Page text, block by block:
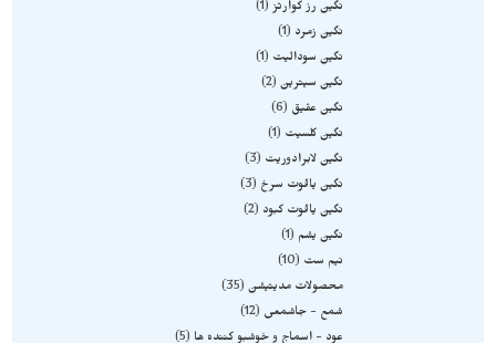
نگین رز کوارتز 1
نگین زمرد
1
نگین سودالیت
1
نگین سیترین 2
نگین عقیق
6
نگین کلسیت
1
نگین لابرادوریت
3
نگین یاقوت سرخ
3
نگین یاقوت کبود
2
نگین یشم
1
نیم ست
10
محصولات مدیتیشن 35
شمع - جاشمعی
12
عود - اسماج و خوشبو کننده ها
5